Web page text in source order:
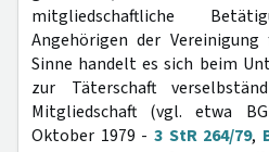
mitgliedschaftliche
Angehörigen der
Sinne handelt es sich beim
zur Täterschaft
Mitgliedschaft (vgl. etwa
Oktober 1979 - 3 StR 264/79,